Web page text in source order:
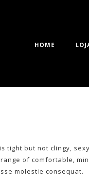
HOME
tight but not clingy,
of comfortable,
molestie consequat.